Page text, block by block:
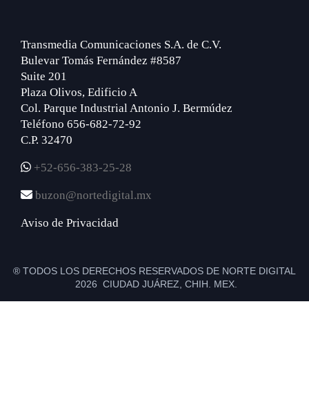
Transmedia Comunicaciones S.A. de C.V.
Bulevar Tomás Fernández #8587
Suite 201
Plaza Olivos, Edificio A
Col. Parque Industrial Antonio J. Bermúdez
Teléfono 656-682-72-92
C.P. 32470
+52-656-383-25-28
buzon@nortedigital.mx
Aviso de Privacidad
® TODOS LOS DERECHOS RESERVADOS DE NORTE DIGITAL
2026 CIUDAD JUÁREZ, CHIH. MEX.